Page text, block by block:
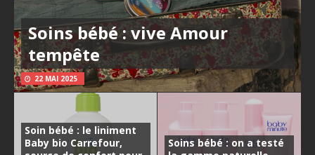
Soins bébé : vive Amour
tempête
22 MAI 2025
Soin bébé : le liniment
Baby bio Carrefour,
Soins bébé : on a testé